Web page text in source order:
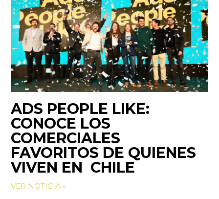
ADS PEOPLE LIKE:
CONOCE LOS
COMERCIALES
FAVORITOS DE QUIENES
VIVEN EN CHILE
VER NOTICIA »